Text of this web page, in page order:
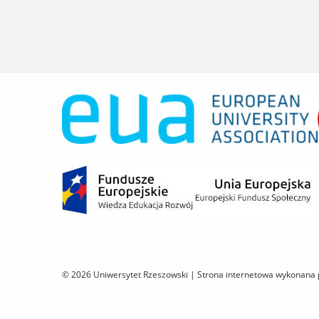
© 2026 Uniwersytet Rzeszowski | Strona internetowa